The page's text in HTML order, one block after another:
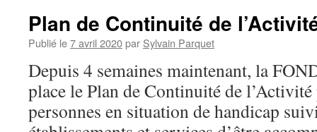
Plan de Continuité de
Publié le7 avril 2020par Sylvain Parquet
Depuis 4 semaines maintenant, la
place le Plan de Continuité de
personnes en situation de handicap